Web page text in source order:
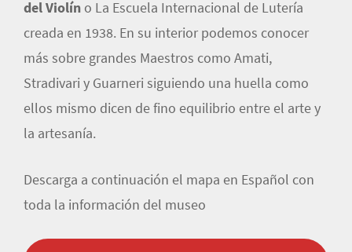
del Violín o La Escuela Internacional de Lutería
creada en 1938. En su interior podemos conocer
más sobre grandes Maestros como Amati,
Stradivari y Guarneri siguiendo una huella como
ellos mismo dicen de fino equilibrio entre el arte y
la artesanía.
Descarga a continuación el mapa en Español con
toda la información del museo